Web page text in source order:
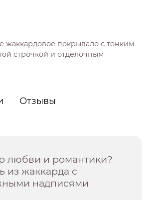
жаккардовое покрывало с тонким
строчкой и отделочным
Отзывы
любви и романтики?
из жаккарда с
надписями